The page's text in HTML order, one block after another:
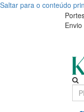
Saltar para o conteúdo
Unsubscribe